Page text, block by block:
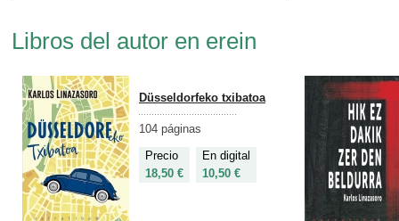
Libros del autor en erein
Düsseldorfeko txibatoa
104 páginas
Precio
18,50 €
En digital
10,50 €